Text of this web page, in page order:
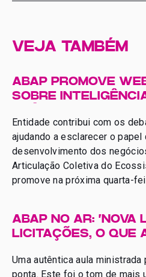
VEJA TAMBÉM
ABAP PROMOVE
SOBRE
Entidade contribui com os
ajudando a esclarecer o papel
desenvolvimento dos
Articulação Coletiva do
promove na próxima quarta-
ABAP NO AR: ‘NOVA
LICITAÇÕES, O QUE
Uma autêntica aula
ponta. Este foi o tom de mais